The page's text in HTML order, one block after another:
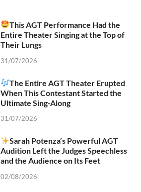
This AGT Performance Had the
Entire Theater Singing at the Top of
Their Lungs
31/07/2026
The Entire AGT Theater Erupted
When This Contestant Started the
Ultimate Sing-Along
31/07/2026
Sarah Potenza’s Powerful AGT
Audition Left the Judges Speechless
and the Audience on Its Feet
02/08/2026